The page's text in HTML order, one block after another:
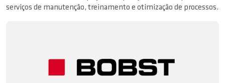
serviços de manutenção, treinamento e otimização de processos.